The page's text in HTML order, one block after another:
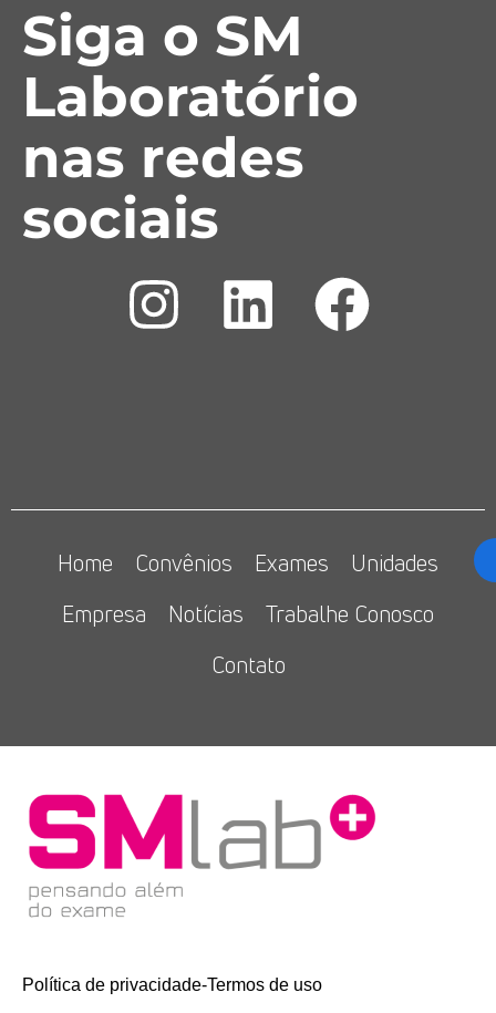
Siga o SM
Laboratório
nas redes
sociais
Home Convênios Exames
Unidades
Empresa
Notícias
Trabalhe Conosco
Contato
Política de privacidade-Termos de uso